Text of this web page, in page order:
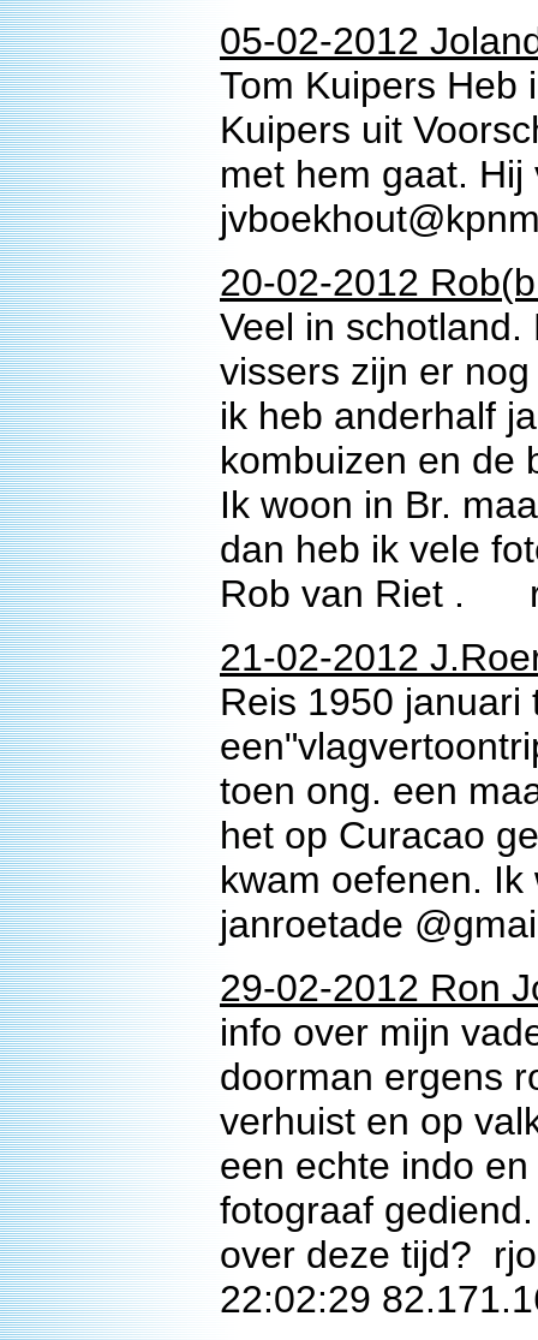
05-02-2012
Tom Kuipers Heb
Kuipers uit
met hem gaat.
20-02-2012
Veel in
vissers zijn er
ik heb anderhalf
kombuizen en de
Ik woon in Br.
dan heb ik vele
Rob van Riet .
21-02-2012
Reis 1950 januari
toen ong. een
het op Curacao
kwam oefenen.
janroetade
29-02-2012 Ron
info over mijn
doorman ergens
verhuist en op
een echte indo
fotograaf
over deze tijd?
22:02:29